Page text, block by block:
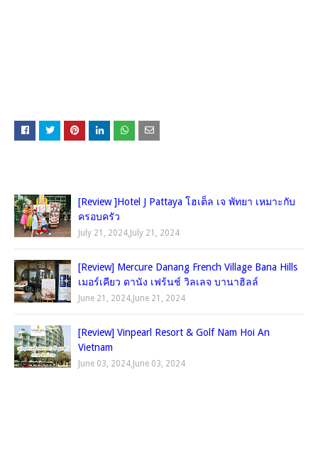
[Review ]Hotel J Pattaya โฮเต็ล เจ พัทยา เหมาะกับ
ครอบครัว
July 21, 2024, July 21, 2024
[Review] Mercure Danang French Village Bana Hills
เมอร์เคียว ดานัง เฟร้นช์ วิลเลจ บานาฮิลล์
June 21, 2024, June 21, 2024
[Review] Vinpearl Resort & Golf Nam Hoi An
Vietnam
June 03, 2024, June 03, 2024